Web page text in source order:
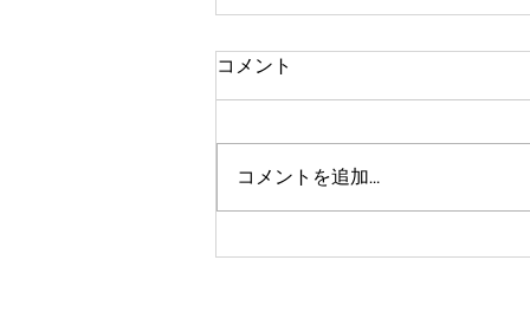
雑木の整備
コメント
コメントを追加…